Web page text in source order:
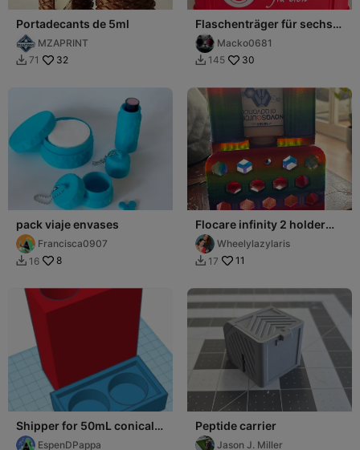
Portadecants de 5ml
MZAPRINT
 71 32
Flaschenträger für sechs
FlaschenMacko0681
 145 30
pack viaje envases
Francisca0907
 16 8
Flocare infinity 2 holder
LarissaWheelylazylaris
 17 11
Shipper for 50mL conical
tubeEspenDPappa
Peptide carrier
Jason J. Miller